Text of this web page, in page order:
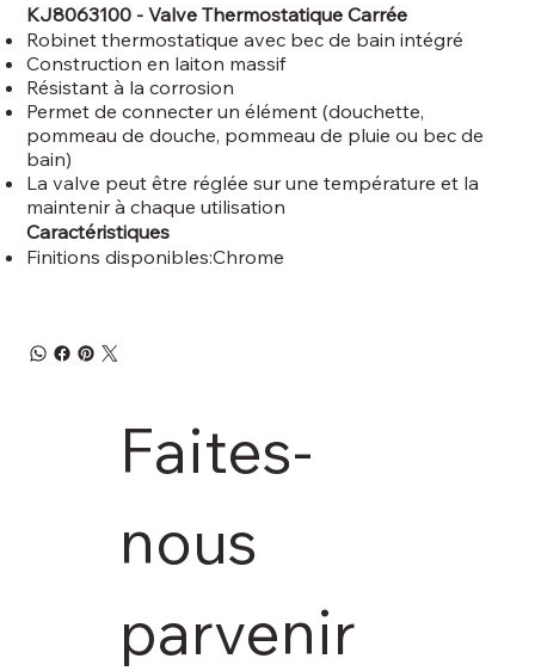
KJ8063100 - Valve Thermostatique Carrée
Robinet thermostatique avec bec de bain intégré
Construction en laiton massif
Résistant à la corrosion
Permet de connecter un élément (douchette,
pommeau de douche, pommeau de pluie ou bec de
bain)
La valve peut être réglée sur une température et la
maintenir à chaque utilisation
Caractéristiques
Finitions disponibles:Chrome
Faites-
nous
parvenir